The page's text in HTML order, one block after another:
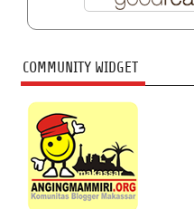
COMMUNITY WIDGET